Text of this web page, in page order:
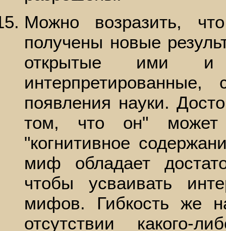
Можно возразить,
получены новые
открытые ими и
появления науки.
том, что он" может
"когнитивное
миф обладает
чтобы усваивать
мифов. Гибкость же
отсутствии какого-